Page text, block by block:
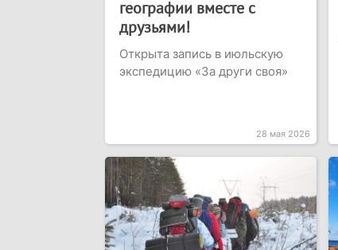
географии вместе с
друзьями!
Открыта запись в июльскую
экспедицию «За други своя»
28 мая 2026